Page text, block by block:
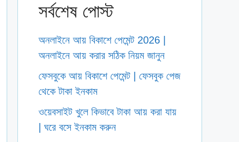
সর্বশেষ পোস্ট
অনলাইনে আয় বিকাশে পেমেন্ট 2026 |
অনলাইনে আয় করার সঠিক নিয়ম জানুন
ফেসবুকে আয় বিকাশে পেমেন্ট | ফেসবুক পেজ
থেকে টাকা ইনকাম
ওয়েবসাইট খুলে কিভাবে টাকা আয় করা যায়
| ঘরে বসে ইনকাম করুন